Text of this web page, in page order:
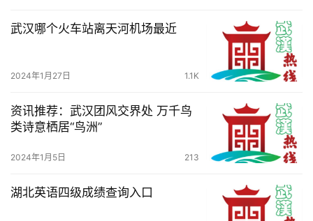
我
们
服
导
航
武汉哪个火车站离天河机场最近
2024年1月27日 1.1K
资讯推荐：武汉团风交界处 万千鸟
类诗意栖居“鸟洲”
2024年1月5日 213
湖北英语四级成绩查询入口